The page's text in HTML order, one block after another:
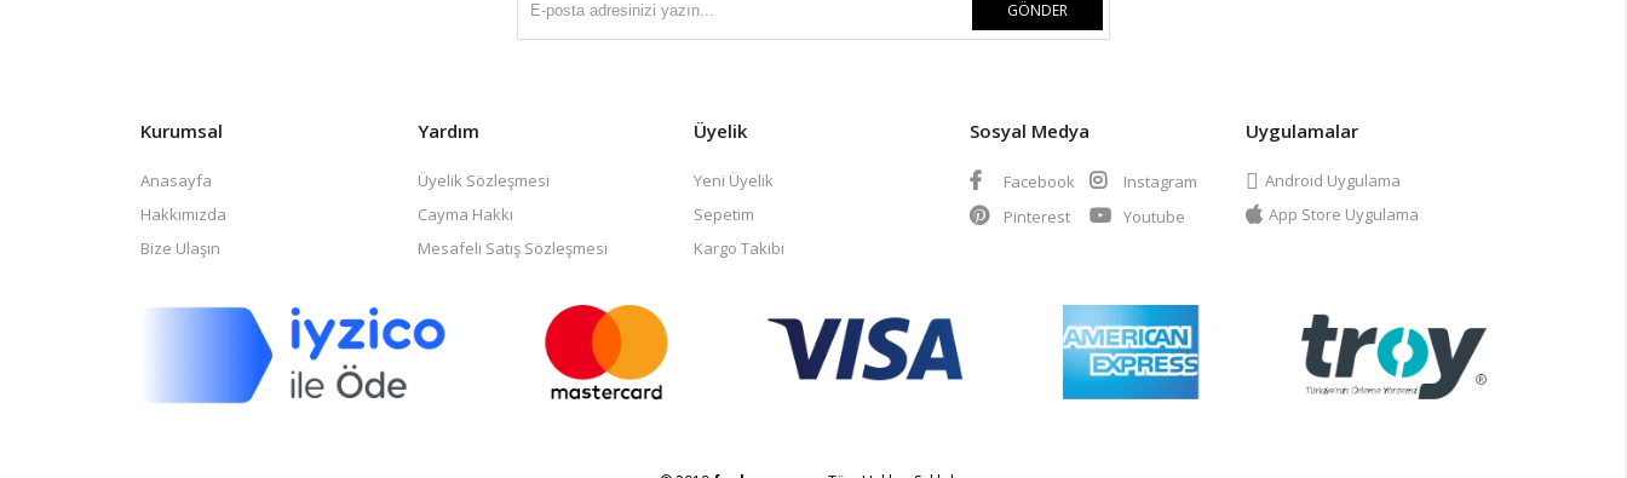
GÖNDER
Kurumsal
Anasayfa
Hakkımızda
Bize Ulaşın
Yardım
Üyelik Sözleşmesi
Cayma Hakkı
Mesafeli Satış Sözleşmesi
Üyelik
Yeni Üyelik
Sepetim
Kargo Takibi
Sosyal Medya
Facebook
Instagram
Pinterest
Youtube
Uygulamalar
Android Uygulama
App Store Uygulama